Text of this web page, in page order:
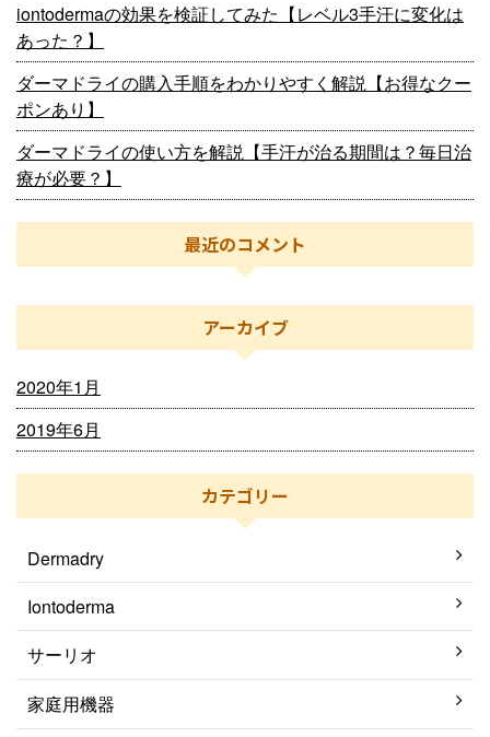
iontodermaの効果を検証してみた【レベル3手汗に変化は
あった？】
ダーマドライの購入手順をわかりやすく解説【お得なクー
ポンあり】
ダーマドライの使い方を解説【手汗が治る期間は？毎日治
療が必要？】
最近のコメント
アーカイブ
2020年1月
2019年6月
カテゴリー
Dermadry
Iontoderma
サーリオ
家庭用機器